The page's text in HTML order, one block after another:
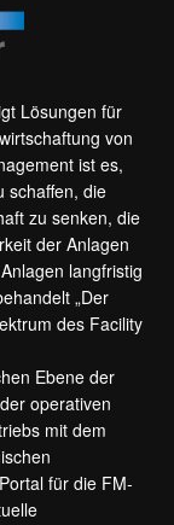
Lösungen für
von
ist es,
schaffen, die
zu senken, die
der Anlagen
langfristig
„Der
des Facility
Ebene der
operativen
mit dem
für die FM-